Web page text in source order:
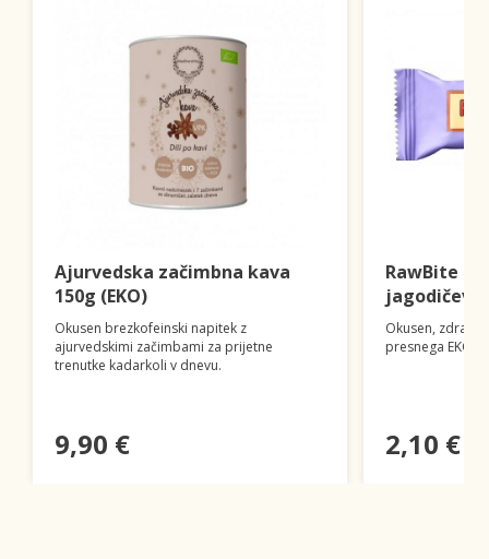
Ajurvedska začimbna kava
150g (EKO)
Okusen brezkofeinski napitek z
ajurvedskimi začimbami za prijetne
trenutke kadarkoli v dnevu.
9,90 €
RawBite
jagodičevje
Okusen, zdrav
presnega EKO
2,10 €